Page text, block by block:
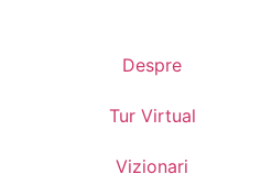
Despre
Tur Virtual
Vizionari